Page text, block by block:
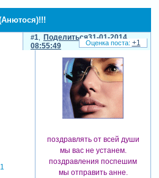
Поделиться
1
31-01-2014
08:55:49
поздравлять от всей души
мы вас не устанем.
поздравления поспешим
мы отправить анне.
+1